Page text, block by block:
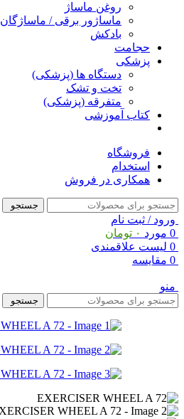
روغن ماساژ
ماساژور برقی / ماساژگان
بادکش
حجامت
پزشکی
دستگاه ها (پزشکی)
تخت و تشک
متفرقه (پزشکی)
کتاب آموزشی
فروشگاه
استخدام
همکاری در فروش
جستجو
ورود / ثبت نام
0 مورد ۰ تومان
0 لیست علاقمندی
0 مقایسه
منو
جستجو